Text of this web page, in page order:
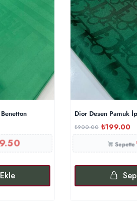
Dior Desen Pamuk
₺900.00 ₺199.00
Sepette